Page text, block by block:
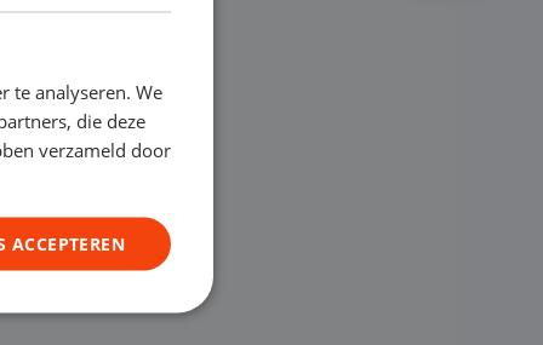
te analyseren. We
die deze
verzameld door
ACCEPTEREN